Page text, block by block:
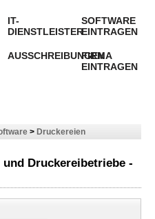
IT-
DIENSTLEISTER
SOFTWARE
EINTRAGEN
AUSSCHREIBUNGEN
FIRMA
EINTRAGEN
> Druckereien
Druckereibetriebe -